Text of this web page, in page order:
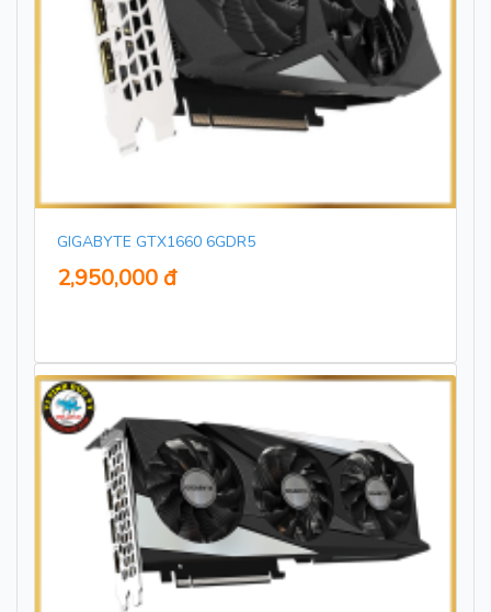
GIGABYTE GTX1660 6GDR5
2,950,000 đ